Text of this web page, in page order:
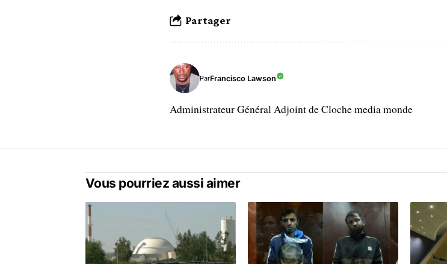
Partager
ParFrancisco Lawson
Administrateur Général Adjoint de Cloche media monde
Vous pourriez aussi aimer